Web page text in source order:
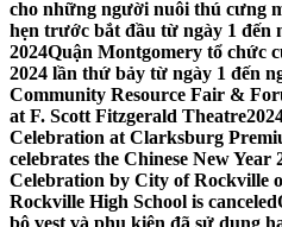
cho những người nuôi thú cưng
hẹn trước bắt đầu từ ngày 1 đến
2024Quận Montgomery tổ chức
2024 lần thứ bảy từ ngày 1 đến
Community Resource Fair &
at F. Scott Fitzgerald Theatre
Celebration at Clarksburg
celebrates the Chinese New Year
Celebration by City of Rockville
Rockville High School is canceled